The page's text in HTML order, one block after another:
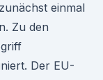
einmal
Zu den
Der EU-